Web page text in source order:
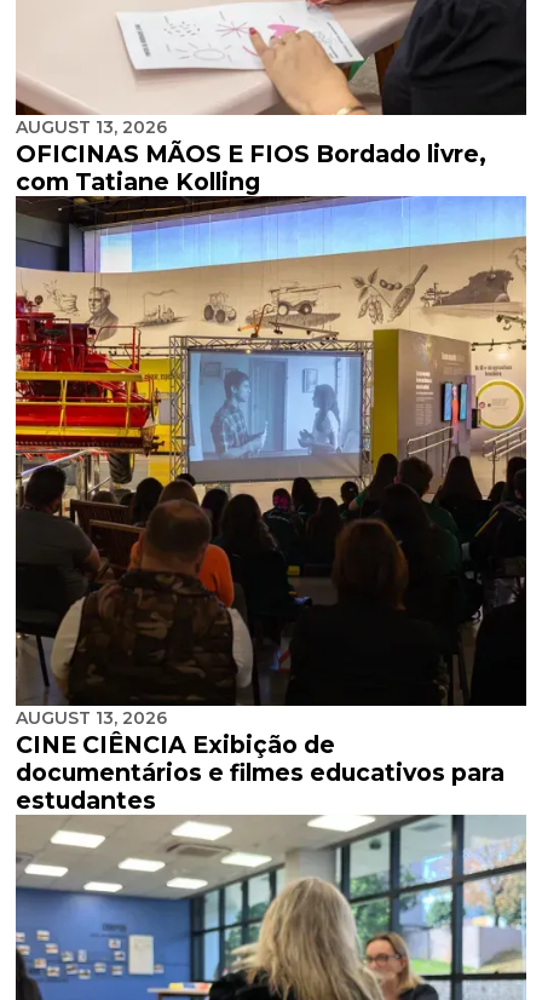
AUGUST 13, 2026
OFICINAS MÃOS E FIOS Bordado livre,
com Tatiane Kolling
AUGUST 13, 2026
CINE CIÊNCIA Exibição de
documentários e filmes educativos para
estudantes